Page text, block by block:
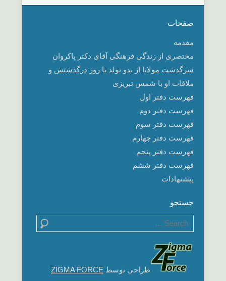
صفحات
مقدمه
مختصری از زندگی فرهنگی آقای دکتر پاکروان
سرگذشت مولانا از بدو تولد تا روز درگذشتش و
ملاقات او با شمس تبریزی
فهرست دفتر اول
فهرست دفتر دوم
فهرست دفتر سوم
فهرست دفتر چهارم
فهرست دفتر پنجم
فهرست دفتر ششم
پیشنهادات
جستجو
Search
طراحی توسط ZIGMA FORCE